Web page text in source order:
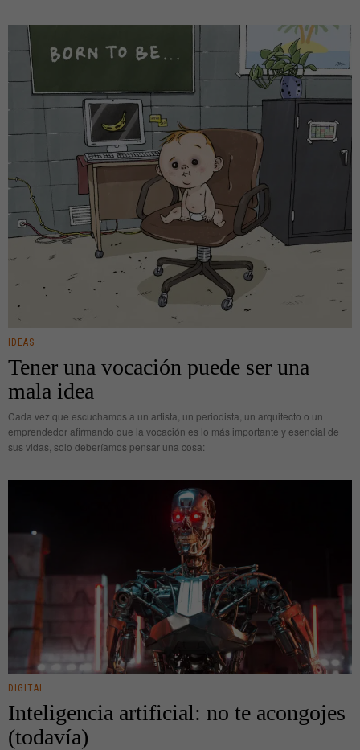
IDEAS
Tener una vocación puede ser una
mala idea
Cada vez que escuchamos a un artista, un periodista, un arquitecto o un
emprendedor afirmando que la vocación es lo más importante y esencial de
sus vidas, solo deberíamos pensar una cosa:
DIGITAL
Inteligencia artificial: no te acongojes
(todavía)